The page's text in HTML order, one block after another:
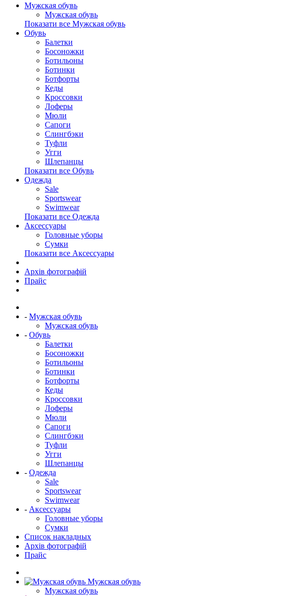
Мужская обувь
Мужская обувь
Показати все Мужская обувь
Обувь
Балетки
Босоножки
Ботильоны
Ботинки
Ботфорты
Кеды
Кроссовки
Лоферы
Мюли
Сапоги
Слингбэки
Туфли
Угги
Шлепанцы
Показати все Обувь
Одежда
Sale
Sportswear
Swimwear
Показати все Одежда
Аксессуары
Головные уборы
Сумки
Показати все Аксессуары
Архів фотографій
Прайс
- Мужская обувь
Мужская обувь
- Обувь
Балетки
Босоножки
Ботильоны
Ботинки
Ботфорты
Кеды
Кроссовки
Лоферы
Мюли
Сапоги
Слингбэки
Туфли
Угги
Шлепанцы
- Одежда
Sale
Sportswear
Swimwear
- Аксессуары
Головные уборы
Сумки
Список накладных
Архів фотографій
Прайс
Мужская обувь
Мужская обувь